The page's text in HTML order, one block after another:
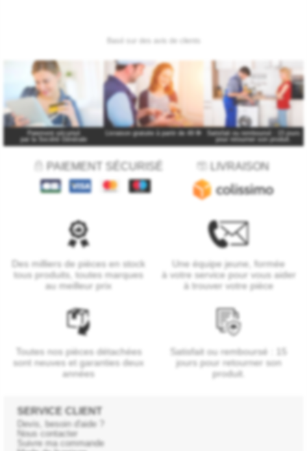
Paiement sécurisé
par la Société Générale
Livraison gratuite à partir de 49 €*
Satisfait ou remboursé : 15 jours
pour retourner son produit.
PAIEMENT SÉCURISÉ LIVRAISON
Des milliers de pièces en stock
tous produits, toutes marques
au meilleur prix
Une équipe jeune, formée
à votre service pour vous aider
à trouver votre pièce
Toutes nos pièces détachées
sont neuves et garanties deux
années
Satisfait ou remboursé : 15
jours pour retourner son
produit.
SERVICE CLIENT
Devis, besoin d'aide ?
Nous contacter
Suivre ma commande